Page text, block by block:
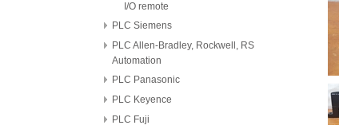
I/O remote
PLC Siemens
PLC Allen-Bradley, Rockwell, RS
Automation
PLC Panasonic
PLC Keyence
PLC Fuji